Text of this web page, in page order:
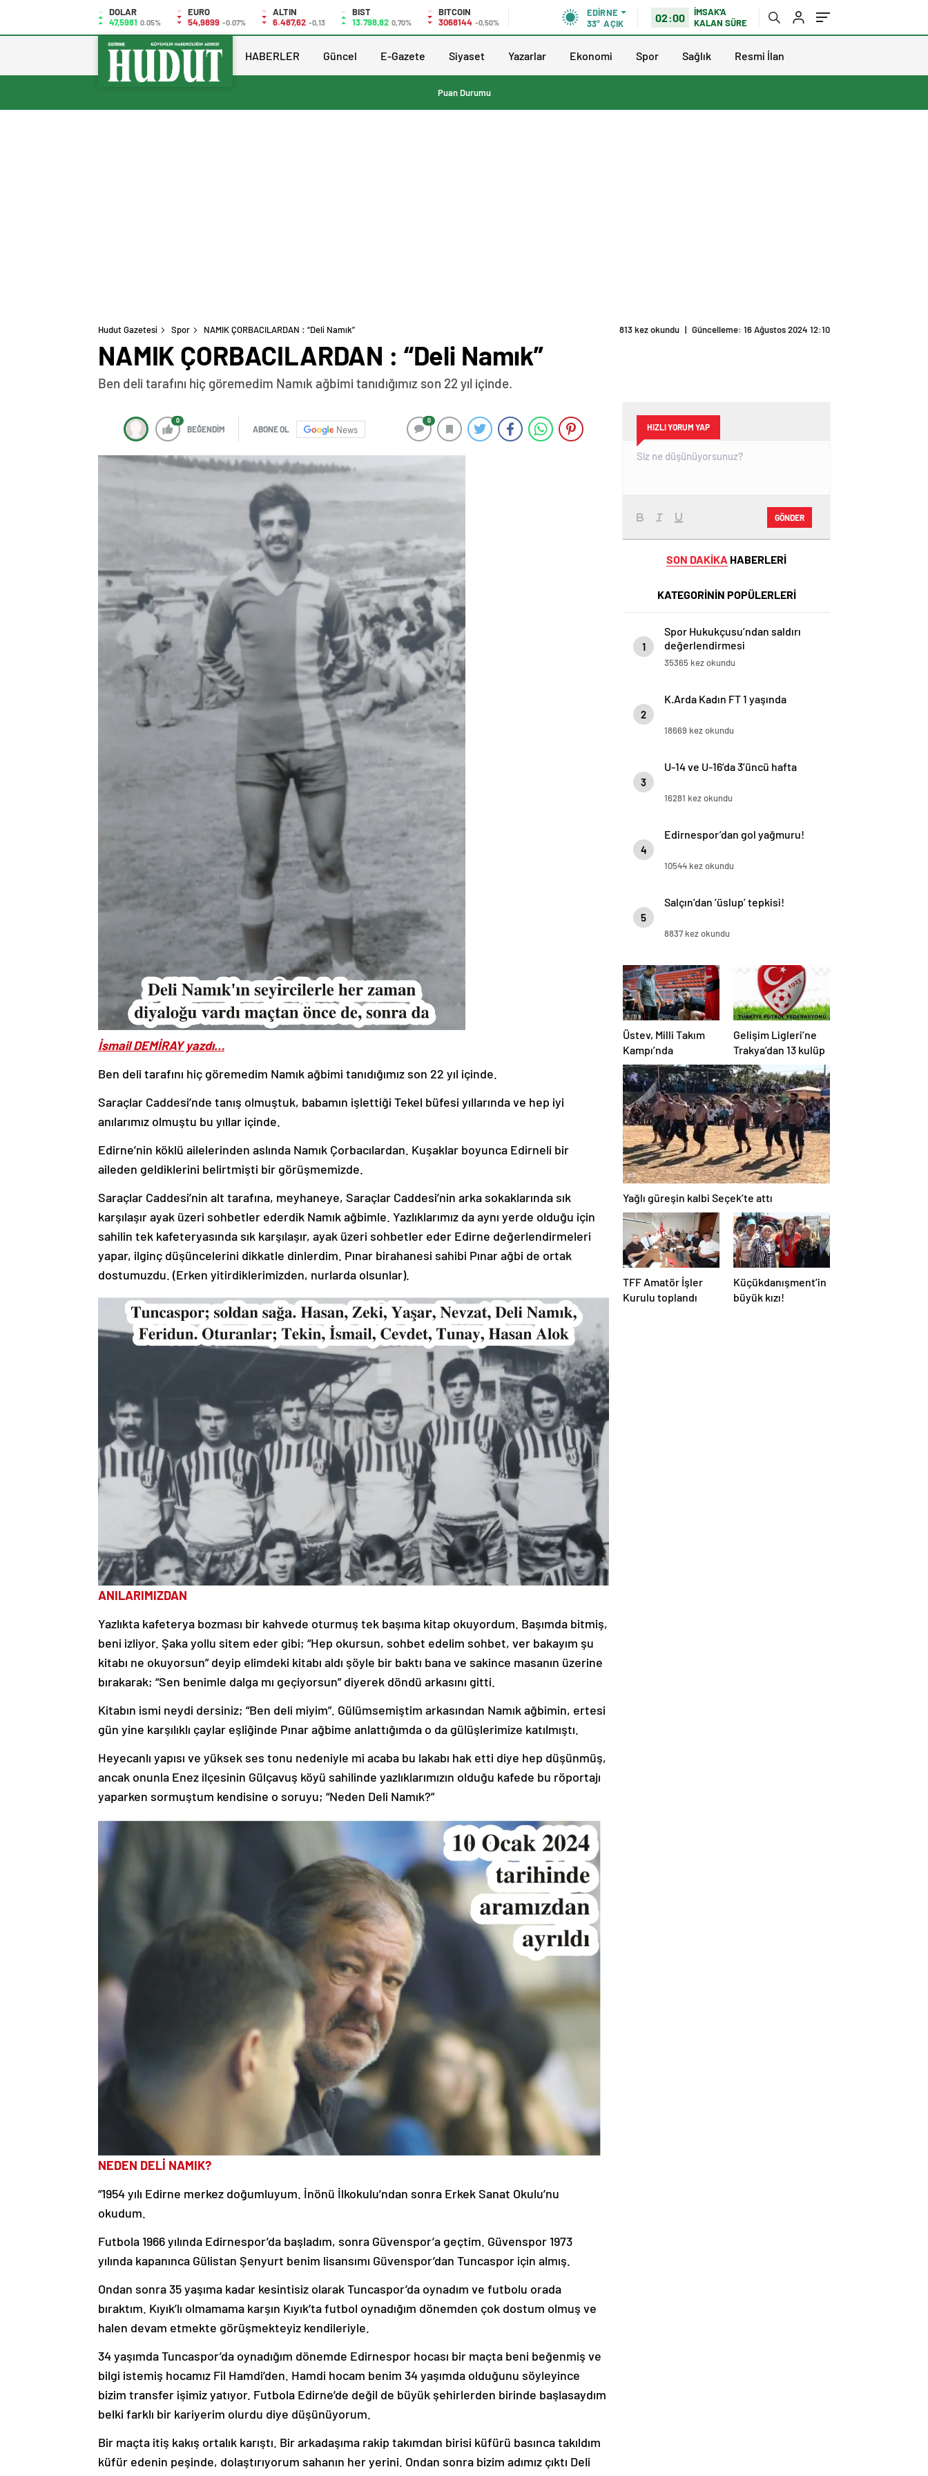
DOLAR
47,5981 0.05%
EURO
54,9899 -0.07%
ALTIN
6.487,62 -0,13
BIST
13.798,82 0,70%
BITCOIN
3068144 -0,50%
EDIRNE
33° AÇIK 02:00
İMSAK'A
KALAN SÜRE
HABERLER Güncel E-Gazete Siyaset Yazarlar Ekonomi Spor Sağlık Resmi İlan
Puan Durumu
Hudut Gazetesi Spor NAMIK ÇORBACILARDAN : “Deli Namık” 813 kez okundu | Güncelleme: 16 Ağustos 2024 12:10
NAMIK ÇORBACILARDAN : “Deli Namık”
Ben deli tarafını hiç göremedim Namık ağbimi tanıdığımız son 22 yıl içinde.
0
BEĞENDİM ABONE OL News
0
İsmail DEMİRAY yazdı…
Ben deli tarafını hiç göremedim Namık ağbimi tanıdığımız son 22 yıl içinde.
Saraçlar Caddesi’nde tanış olmuştuk, babamın işlettiği Tekel büfesi yıllarında ve hep iyi
anılarımız olmuştu bu yıllar içinde.
Edirne’nin köklü ailelerinden aslında Namık Çorbacılardan. Kuşaklar boyunca Edirneli bir
aileden geldiklerini belirtmişti bir görüşmemizde.
Saraçlar Caddesi’nin alt tarafına, meyhaneye, Saraçlar Caddesi’nin arka sokaklarında sık
karşılaşır ayak üzeri sohbetler ederdik Namık ağbimle. Yazlıklarımız da aynı yerde olduğu için
sahilin tek kafeteryasında sık karşılaşır, ayak üzeri sohbetler eder Edirne değerlendirmeleri
yapar, ilginç düşüncelerini dikkatle dinlerdim. Pınar birahanesi sahibi Pınar ağbi de ortak
dostumuzdu. (Erken yitirdiklerimizden, nurlarda olsunlar).
ANILARIMIZDAN
Yazlıkta kafeterya bozması bir kahvede oturmuş tek başıma kitap okuyordum. Başımda bitmiş,
beni izliyor. Şaka yollu sitem eder gibi; “Hep okursun, sohbet edelim sohbet, ver bakayım şu
kitabı ne okuyorsun” deyip elimdeki kitabı aldı şöyle bir baktı bana ve sakince masanın üzerine
bırakarak; “Sen benimle dalga mı geçiyorsun” diyerek döndü arkasını gitti.
Kitabın ismi neydi dersiniz; “Ben deli miyim”. Gülümsemiştim arkasından Namık ağbimin, ertesi
gün yine karşılıklı çaylar eşliğinde Pınar ağbime anlattığımda o da gülüşlerimize katılmıştı.
Heyecanlı yapısı ve yüksek ses tonu nedeniyle mi acaba bu lakabı hak etti diye hep düşünmüş,
ancak onunla Enez ilçesinin Gülçavuş köyü sahilinde yazlıklarımızın olduğu kafede bu röportajı
yaparken sormuştum kendisine o soruyu; “Neden Deli Namık?”
NEDEN DELİ NAMIK?
“1954 yılı Edirne merkez doğumluyum. İnönü İlkokulu’ndan sonra Erkek Sanat Okulu’nu
okudum.
Futbola 1966 yılında Edirnespor’da başladım, sonra Güvenspor’a geçtim. Güvenspor 1973
yılında kapanınca Gülistan Şenyurt benim lisansımı Güvenspor’dan Tuncaspor için almış.
Ondan sonra 35 yaşıma kadar kesintisiz olarak Tuncaspor’da oynadım ve futbolu orada
bıraktım. Kıyık’lı olmamama karşın Kıyık’ta futbol oynadığım dönemden çok dostum olmuş ve
halen devam etmekte görüşmekteyiz kendileriyle.
34 yaşımda Tuncaspor’da oynadığım dönemde Edirnespor hocası bir maçta beni beğenmiş ve
bilgi istemiş hocamız Fil Hamdi’den. Hamdi hocam benim 34 yaşımda olduğunu söyleyince
bizim transfer işimiz yatıyor. Futbola Edirne’de değil de büyük şehirlerden birinde başlasaydım
belki farklı bir kariyerim olurdu diye düşünüyorum.
Bir maçta itiş kakış ortalık karıştı. Bir arkadaşıma rakip takımdan birisi küfürü basınca takıldım
küfür edenin peşinde, dolaştırıyorum sahanın her yerini. Ondan sonra bizim adımız çıktı Deli
HIZLI YORUM YAP
GÖNDER
SON DAKİKA HABERLERİ
KATEGORİNİN POPÜLERLERİ
1
Spor Hukukçusu’ndan saldırı
değerlendirmesi
35365 kez okundu
2
K.Arda Kadın FT 1 yaşında
18669 kez okundu
3
U-14 ve U-16’da 3’üncü hafta
16281 kez okundu
4
Edirnespor’dan gol yağmuru!
10544 kez okundu
5
Salçın’dan ‘üslup’ tepkisi!
8837 kez okundu
Üstev, Milli Takım
Kampı’nda
Gelişim Ligleri’ne
Trakya’dan 13 kulüp
Yağlı güreşin kalbi Seçek’te attı
TFF Amatör İşler
Kurulu toplandı
Küçükdanışment’in
büyük kızı!